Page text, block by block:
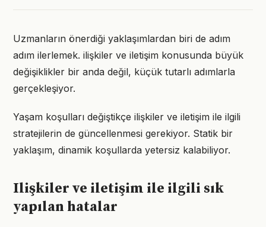
Uzmanların önerdiği yaklaşımlardan biri de adım
adım ilerlemek. ilişkiler ve iletişim konusunda büyük
değişiklikler bir anda değil, küçük tutarlı adımlarla
gerçekleşiyor.
Yaşam koşulları değiştikçe ilişkiler ve iletişim ile ilgili
stratejilerin de güncellenmesi gerekiyor. Statik bir
yaklaşım, dinamik koşullarda yetersiz kalabiliyor.
Ilişkiler ve iletişim ile ilgili sık
yapılan hatalar